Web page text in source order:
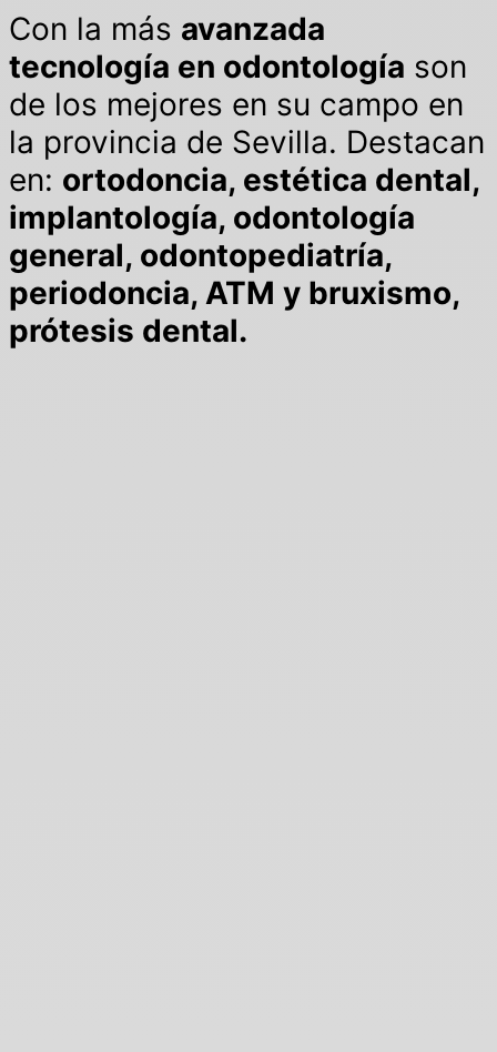
Con la más avanzada
tecnología en odontología son
de los mejores en su campo en
la provincia de Sevilla. Destacan
en: ortodoncia, estética dental,
implantología, odontología
general, odontopediatría,
periodoncia, ATM y bruxismo,
prótesis dental.